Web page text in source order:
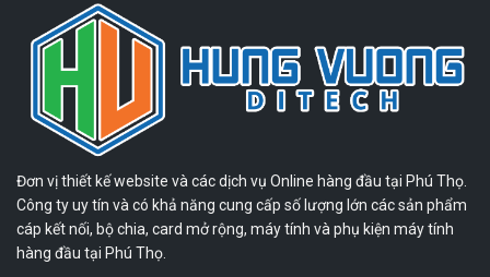
Đơn vị thiết kế website và các dịch vụ Online hàng đầu tại Phú Thọ.
Công ty uy tín và có khả năng cung cấp số lượng lớn các sản phẩm
cáp kết nối, bộ chia, card mở rộng, máy tính và phụ kiện máy tính
hàng đầu tại Phú Thọ.